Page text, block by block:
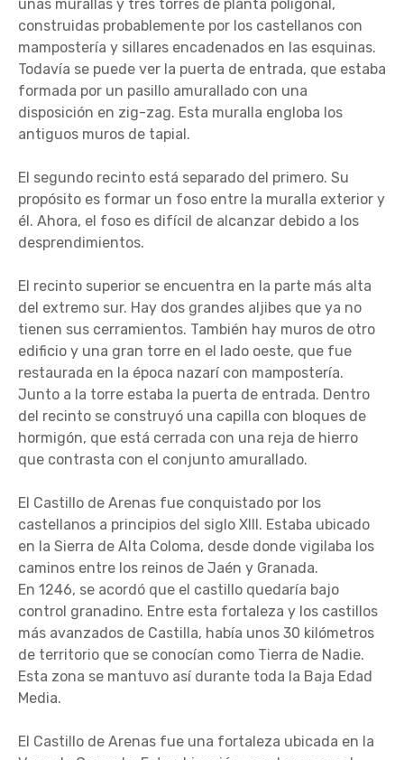
unas murallas y tres torres de planta poligonal,
construidas probablemente por los castellanos con
mampostería y sillares encadenados en las esquinas.
Todavía se puede ver la puerta de entrada, que estaba
formada por un pasillo amurallado con una
disposición en zig-zag. Esta muralla engloba los
antiguos muros de tapial.
El segundo recinto está separado del primero. Su
propósito es formar un foso entre la muralla exterior y
él. Ahora, el foso es difícil de alcanzar debido a los
desprendimientos.
El recinto superior se encuentra en la parte más alta
del extremo sur. Hay dos grandes aljibes que ya no
tienen sus cerramientos. También hay muros de otro
edificio y una gran torre en el lado oeste, que fue
restaurada en la época nazarí con mampostería.
Junto a la torre estaba la puerta de entrada. Dentro
del recinto se construyó una capilla con bloques de
hormigón, que está cerrada con una reja de hierro
que contrasta con el conjunto amurallado.
El Castillo de Arenas fue conquistado por los
castellanos a principios del siglo XIII. Estaba ubicado
en la Sierra de Alta Coloma, desde donde vigilaba los
caminos entre los reinos de Jaén y Granada.
En 1246, se acordó que el castillo quedaría bajo
control granadino. Entre esta fortaleza y los castillos
más avanzados de Castilla, había unos 30 kilómetros
de territorio que se conocían como Tierra de Nadie.
Esta zona se mantuvo así durante toda la Baja Edad
Media.
El Castillo de Arenas fue una fortaleza ubicada en la